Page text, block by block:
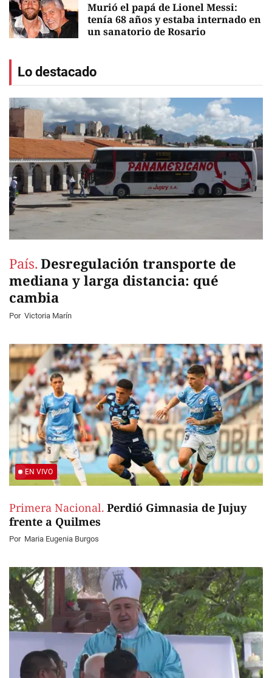
Murió el papá de Lionel Messi:
tenía 68 años y estaba internado en
un sanatorio de Rosario
Lo destacado
País. Desregulación transporte de
mediana y larga distancia: qué
cambia
Por Victoria Marín
EN VIVO
Primera Nacional. Perdió Gimnasia de Jujuy
frente a Quilmes
Por Maria Eugenia Burgos